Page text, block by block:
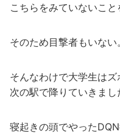
こちらをみていないこと
そのため目撃者もいない。
そんなわけで大学生は
次の駅で降りていきまし
寝起きの頭でやったDQN